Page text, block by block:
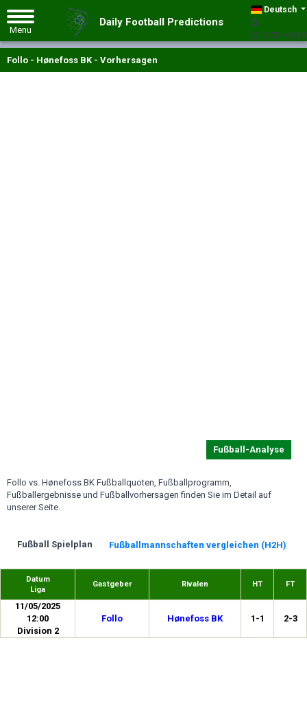
Deutsch
GMT +00:00
Daily Football Predictions
Follo - Hønefoss BK - Vorhersagen
Fußball-Analyse
Follo vs. Hønefoss BK Fußballquoten, Fußballprogramm,
Fußballergebnisse und Fußballvorhersagen finden Sie im Detail auf
unserer Seite.
Fußball Spielplan Fußballmannschaften vergleichen (H2H)
Datum
Liga
Gastgeber Rivalen HT FT
11/05/2025
12:00
Division 2
Follo Hønefoss BK 1-1 2-3